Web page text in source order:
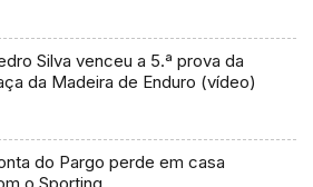
Silva venceu a 5.ª prova da
da Madeira de Enduro (vídeo)
do Pargo perde em casa